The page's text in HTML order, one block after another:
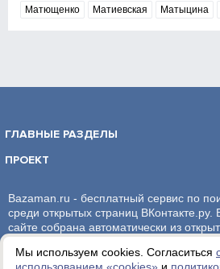
Мы используем cookies. Согласиться
Матющенко
Матиевская Матыцина
ГЛАВНЫЕ РАЗДЕЛЫ
ПРОЕКТ
Bazaman.ru - бесплатный сервис по
среди открытых страниц
сайте собрана автоматически из
администрация сайта ответственности